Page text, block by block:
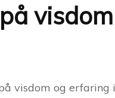
visdom og erfaring